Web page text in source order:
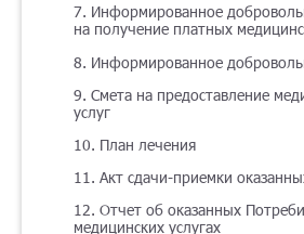
7. Информированное
на получение платных
8. Информированное
9. Смета на предоставление
услуг
10. План лечения
11. Акт сдачи-приемки
12. Отчет об оказанных
медицинских услугах